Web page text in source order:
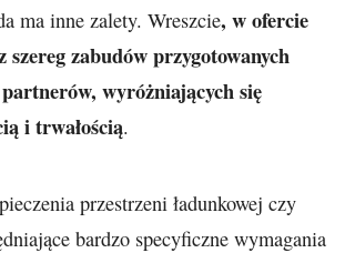
ma inne zalety. Wreszcie, w ofercie
szereg zabudów przygotowanych
wyróżniających się
i trwałością.
przestrzeni ładunkowej czy
bardzo specyficzne wymagania